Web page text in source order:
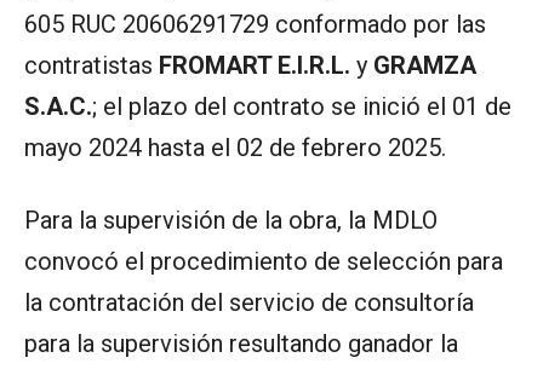
605 RUC 20606291729 conformado por las
contratistas FROMART E.I.R.L. y GRAMZA
S.A.C.; el plazo del contrato se inició el 01 de
mayo 2024 hasta el 02 de febrero 2025.
Para la supervisión de la obra, la MDLO
convocó el procedimiento de selección para
la contratación del servicio de consultoría
para la supervisión resultando ganador la